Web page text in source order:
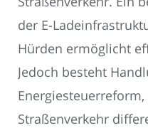
der E-
Hürden ermöglicht
Jedoch besteht
Straßenverkehr